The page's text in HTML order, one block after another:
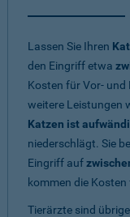
Lassen Sie Ihren
den Eingriff etwa
Kosten für Vor-
weitere Leistungen
Katzen ist
niederschlägt. Sie
Eingriff auf
kommen die
Tierärzte sind